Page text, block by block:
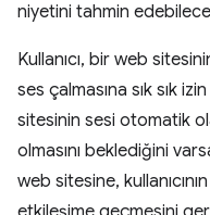
niyetini tahmin
Kullanıcı, bir web
ses çalmasına sık sık
sitesinin sesi otomatik
olmasını beklediğini
web sitesine,